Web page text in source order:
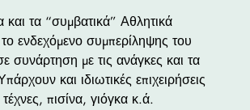
τα “συμβατικά” Αθλητικά
ενδεχόμενο συμπερίληψης του
συνάρτηση με τις ανάγκες και τα
και ιδιωτικές επιχειρήσεις
τέχνες, πισίνα, γιόγκα κ.ά.